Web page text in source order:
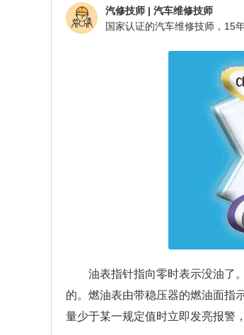
汽修技师 | 汽车维修技师
油表指针指向零时表示没油了
的。燃油表由带稳压器的燃油面指
量少于某一规定值时立即发亮报警